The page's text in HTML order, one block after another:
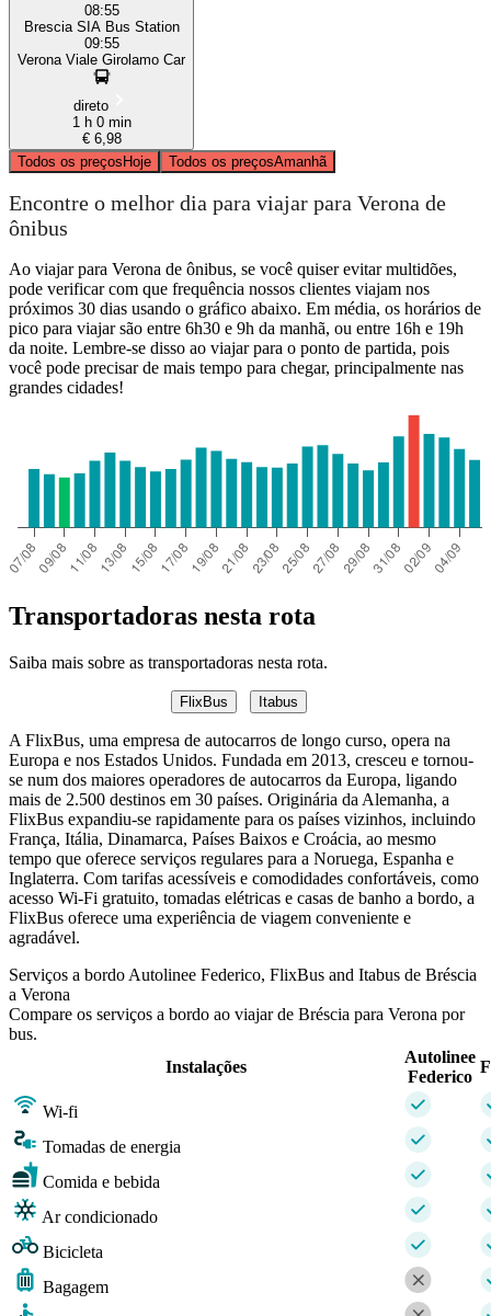
08:55
Brescia SIA Bus Station
09:55
Verona Viale Girolamo Car
direto
1 h 0 min
€ 6,98
Todos os preçosHoje Todos os preçosAmanhã
Encontre o melhor dia para viajar para Verona de
ônibus
Ao viajar para Verona de ônibus, se você quiser evitar multidões,
pode verificar com que frequência nossos clientes viajam nos
próximos 30 dias usando o gráfico abaixo. Em média, os horários de
pico para viajar são entre 6h30 e 9h da manhã, ou entre 16h e 19h
da noite. Lembre-se disso ao viajar para o ponto de partida, pois
você pode precisar de mais tempo para chegar, principalmente nas
grandes cidades!
Transportadoras nesta rota
Saiba mais sobre as transportadoras nesta rota.
FlixBus Itabus
A FlixBus, uma empresa de autocarros de longo curso, opera na
Europa e nos Estados Unidos. Fundada em 2013, cresceu e tornou-
se num dos maiores operadores de autocarros da Europa, ligando
mais de 2.500 destinos em 30 países. Originária da Alemanha, a
FlixBus expandiu-se rapidamente para os países vizinhos, incluindo
França, Itália, Dinamarca, Países Baixos e Croácia, ao mesmo
tempo que oferece serviços regulares para a Noruega, Espanha e
Inglaterra. Com tarifas acessíveis e comodidades confortáveis, como
acesso Wi-Fi gratuito, tomadas elétricas e casas de banho a bordo, a
FlixBus oferece uma experiência de viagem conveniente e
agradável.
Serviços a bordo Autolinee Federico, FlixBus and Itabus de Bréscia
a Verona
Compare os serviços a bordo ao viajar de Bréscia para Verona por
bus.
Instalações
Autolinee
Federico
Wi-fi
Tomadas de energia
Comida e bebida
Ar condicionado
Bicicleta
Bagagem